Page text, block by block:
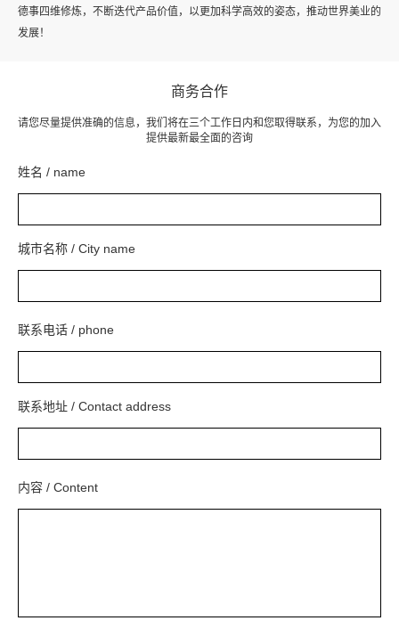
德事四维修炼，不断迭代产品价值，以更加科学高效的姿态，推动世界美业的
发展！
商务合作
请您尽量提供准确的信息，我们将在三个工作日内和您取得联系，为您的加入
提供最新最全面的咨询
姓名 / name
城市名称 / City name
联系电话 / phone
联系地址 / Contact address
内容 / Content